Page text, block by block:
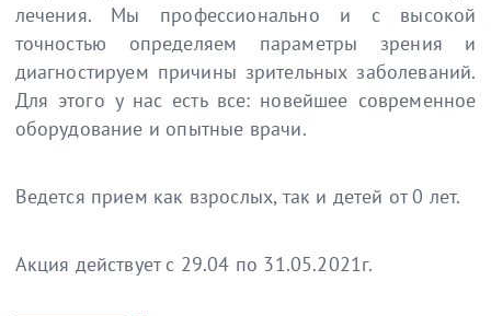
лечения. Мы профессионально и с высокой
точностью определяем параметры зрения и
диагностируем причины зрительных заболеваний.
Для этого у нас есть все: новейшее современное
оборудование и опытные врачи.
Ведется прием как взрослых, так и детей от 0 лет.
Акция действует с 29.04 по 31.05.2021г.